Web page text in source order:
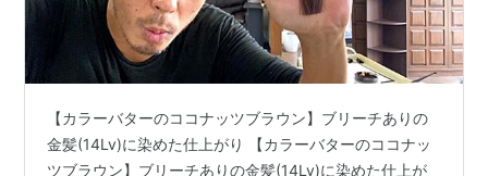
【カラーバターのココナッツブラウン】ブリーチありの
金髪(14Lv)に染めた仕上がり 【カラーバターのココナッ
ツブラウン】ブリーチありの金髪(14Lv)に染めた仕上が